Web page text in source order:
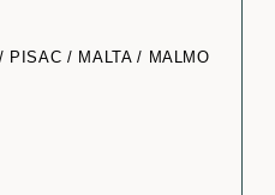
PISAC / MALTA / MALMO